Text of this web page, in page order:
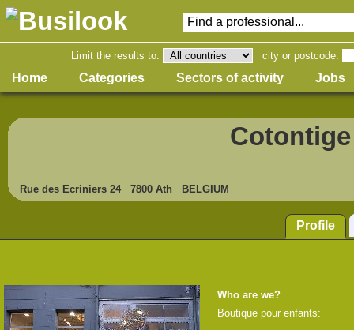
Limit the results to: city or postcode:
Home Categories Sectors of activity Jobs
Cotontige
Rue des Ecriniers 24 7800 Ath BELGIUM
Profile
Who are we?
Boutique pour enfants: